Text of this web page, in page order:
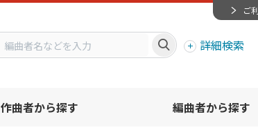
ご
詳細検索
作曲者から探す 編曲者から探す